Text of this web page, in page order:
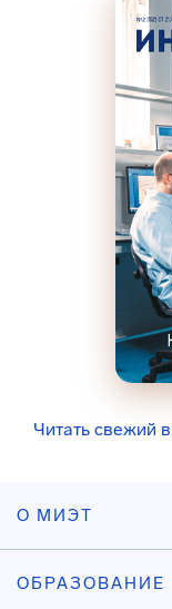
Читать свежий
О МИЭТ
ОБРАЗОВАНИЕ